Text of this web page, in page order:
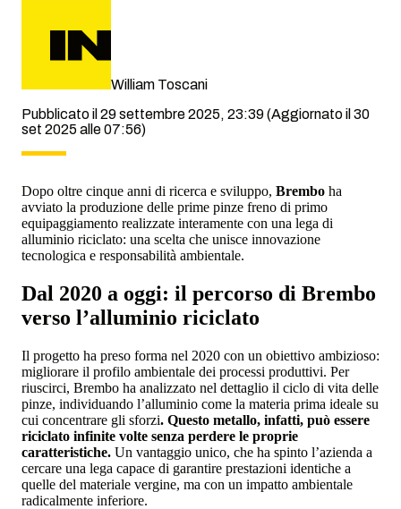
William Toscani
Pubblicato il 29 settembre 2025, 23:39(Aggiornato il 30
set 2025 alle 07:56)
Dopo oltre cinque anni di ricerca e sviluppo, Brembo ha
avviato la produzione delle prime pinze freno di primo
equipaggiamento realizzate interamente con una lega di
alluminio riciclato: una scelta che unisce innovazione
tecnologica e responsabilità ambientale.
Dal 2020 a oggi: il percorso di Brembo
verso l’alluminio riciclato
Il progetto ha preso forma nel 2020 con un obiettivo ambizioso:
migliorare il profilo ambientale dei processi produttivi. Per
riuscirci, Brembo ha analizzato nel dettaglio il ciclo di vita delle
pinze, individuando l’alluminio come la materia prima ideale su
cui concentrare gli sforzi. Questo metallo, infatti, può essere
riciclato infinite volte senza perdere le proprie
caratteristiche. Un vantaggio unico, che ha spinto l’azienda a
cercare una lega capace di garantire prestazioni identiche a
quelle del materiale vergine, ma con un impatto ambientale
radicalmente inferiore.